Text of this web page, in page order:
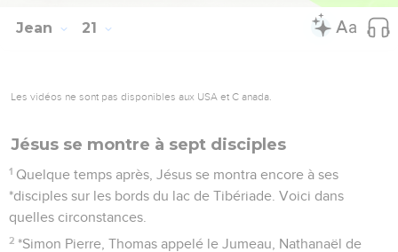
Jean 21
Les vidéos ne sont pas disponibles aux USA et C anada.
Jésus se montre à sept disciples
1 Quelque temps après, Jésus se montra encore à ses
*disciples sur les bords du lac de Tibériade. Voici dans
quelles circonstances.
2 *Simon Pierre, Thomas appelé le Jumeau, Nathanaël de